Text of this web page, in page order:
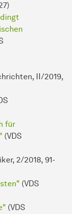
II/2019,
für
(VDS
2/2018, 91-
(VDS
(VDS